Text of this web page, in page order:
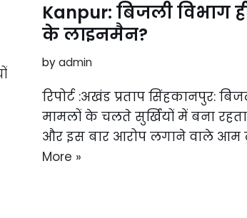
Kanpur: बिजली विभाग
के लाइनमैन?
byadmin
रिपोर्ट :अखंड प्रताप सिंहकानपुर:
मामलों के चलते सुर्खियों में बना
और इस बार आरोप लगाने वाले आम
More »